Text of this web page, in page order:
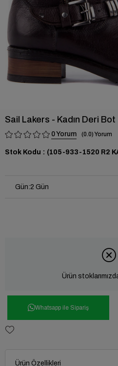
Sail Lakers - Kadın Deri Bot
0 0.0
Stok Kodu (105-933-1520 R2
Gün:2 Gün
Ürün
Whatsapp ile Sipariş
Ürün Özellikleri